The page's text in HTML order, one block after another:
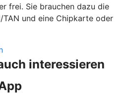
frei. Sie brauchen dazu die
TAN und eine Chipkarte oder
interessieren